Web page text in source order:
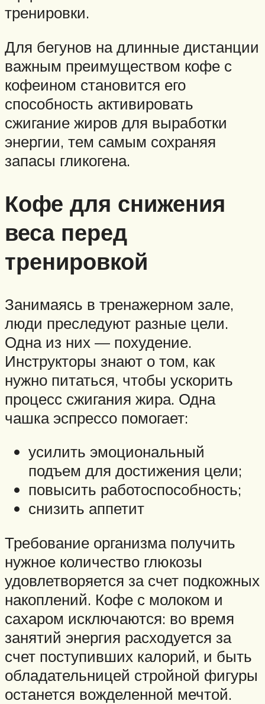
тренировки.
Для бегунов на длинные дистанции
важным преимуществом кофе с
кофеином становится его
способность активировать
сжигание жиров для выработки
энергии, тем самым сохраняя
запасы гликогена.
Кофе для снижения
веса перед
тренировкой
Занимаясь в тренажерном зале,
люди преследуют разные цели.
Одна из них — похудение.
Инструкторы знают о том, как
нужно питаться, чтобы ускорить
процесс сжигания жира. Одна
чашка эспрессо помогает:
усилить эмоциональный
подъем для достижения цели;
повысить работоспособность;
снизить аппетит
Требование организма получить
нужное количество глюкозы
удовлетворяется за счет подкожных
накоплений. Кофе с молоком и
сахаром исключаются: во время
занятий энергия расходуется за
счет поступивших калорий, и быть
обладательницей стройной фигуры
останется вожделенной мечтой.